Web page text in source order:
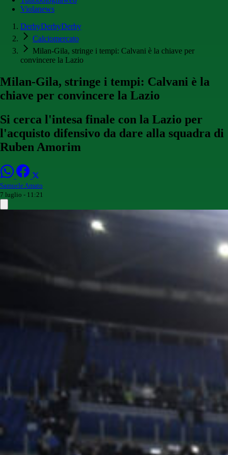
Violanews
DerbyDerbyDerby
Calciomercato
Milan-Gila, stringe i tempi: Calvani è la chiave per
convincere la Lazio
Milan-Gila, stringe i tempi: Calvani è la
chiave per convincere la Lazio
Si cerca l'intesa finale con la Lazio per
l'acquisto difensivo da dare alla squadra di
Ruben Amorim
Samuele Amato
7 luglio - 11:21